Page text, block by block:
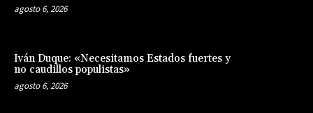
agosto 6, 2026
Iván Duque: «Necesitamos Estados fuertes y
no caudillos populistas»
agosto 6, 2026